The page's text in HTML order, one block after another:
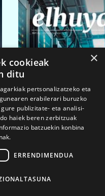
2026ko mar. 1a
×
cookieak
ditu
pertsonalizatzeko eta
erabilerari buruzko
publizitate- eta analisi-
haiek beren zerbitzuak
batzuekin konbina
ERRENDIMENDUA